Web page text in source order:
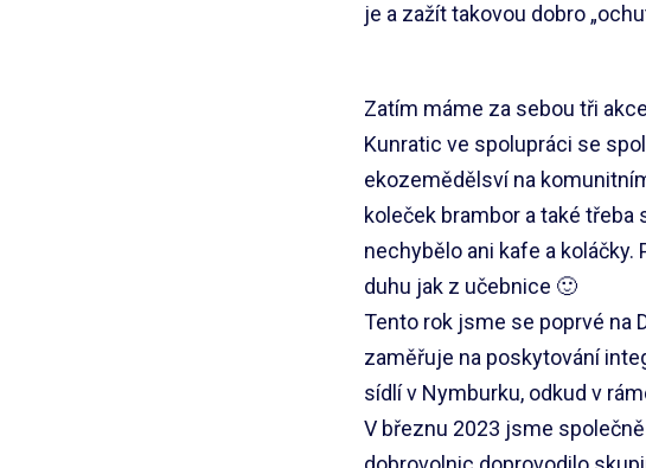
je a zažít takovou dobro
Zatím máme za sebou tři
Kunratic ve spolupráci se
ekozemědělsví na
koleček brambor a také třeba
nechybělo ani kafe a
duhu jak z učebnice 🙂
Tento rok jsme se poprvé na
zaměřuje na poskytování
sídlí v Nymburku, odkud v
V březnu 2023 jsme